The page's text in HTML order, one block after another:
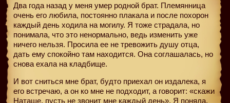
Два года назад у меня умер родной брат. Племянница
очень его любила, постоянно плакала и после похорон
каждый день ходила на могилу. Я тоже страдала, но
понимала, что это ненормально, ведь изменить уже
ничего нельзя. Просила ее не тревожить душу отца,
дать ему спокойно там находится. Она соглашалась, но
снова ехала на кладбище.
И вот сниться мне брат, будто приехал он издалека, я
его встречаю, а он ко мне не подходит, а говорит: «скажи
Наташе, пусть не звонит мне каждый день». Я поняла,